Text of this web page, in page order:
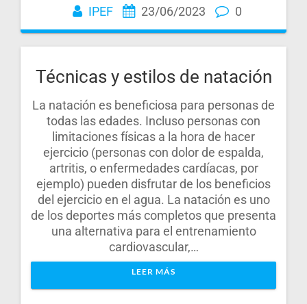
IPEF 23/06/2023 0
Técnicas y estilos de natación
La natación es beneficiosa para personas de
todas las edades. Incluso personas con
limitaciones físicas a la hora de hacer
ejercicio (personas con dolor de espalda,
artritis, o enfermedades cardíacas, por
ejemplo) pueden disfrutar de los beneficios
del ejercicio en el agua. La natación es uno
de los deportes más completos que presenta
una alternativa para el entrenamiento
cardiovascular,…
LEER MÁS